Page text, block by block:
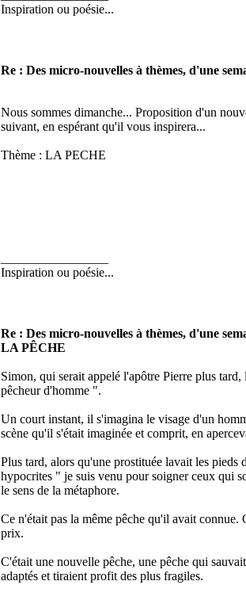
Inspiration ou poésie...
Re : Des micro-nouvelles à thèmes, d'une
Nous sommes dimanche... Proposition d'un
suivant, en espérant qu'il vous inspirera...
Thème : LA PECHE
Inspiration ou poésie...
Re : Des micro-nouvelles à thèmes, d'une
LA PÊCHE
Simon, qui serait appelé l'apôtre Pierre plus
pêcheur d'homme ".
Un court instant, il s'imagina le visage d'un
scène qu'il s'était imaginée et comprit, en
Plus tard, alors qu'une prostituée lavait les
hypocrites " je suis venu pour soigner ceux qui
le sens de la métaphore.
Ce n'était pas la même pêche qu'il avait
prix.
C'était une nouvelle pêche, une pêche qui
adaptés et tiraient profit des plus fragiles.